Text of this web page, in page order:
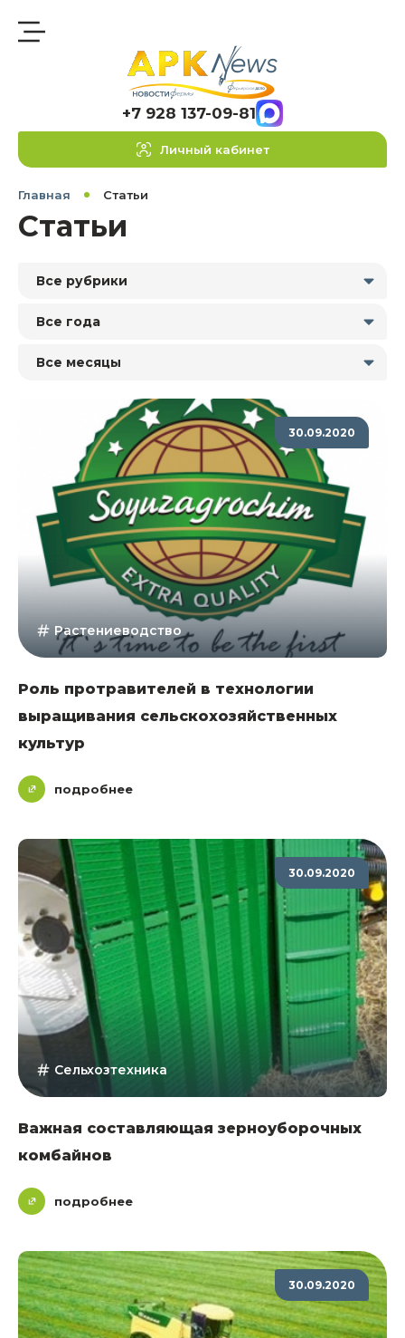
+7 928 137-09-81
Личный кабинет
Главная Статьи
Статьи
Все рубрики
Все года
Все месяцы
30.09.2020
Растениеводство
Роль протравителей в технологии
выращивания сельскохозяйственных
культур
подробнее
30.09.2020
Сельхозтехника
Важная составляющая зерноуборочных
комбайнов
подробнее
30.09.2020